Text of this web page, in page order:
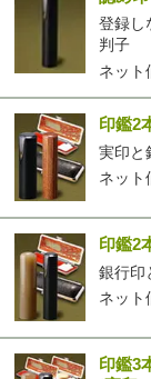
登録し
判子
ネット
印鑑2
実印と
ネット
印鑑2
銀行印
ネット
印鑑3